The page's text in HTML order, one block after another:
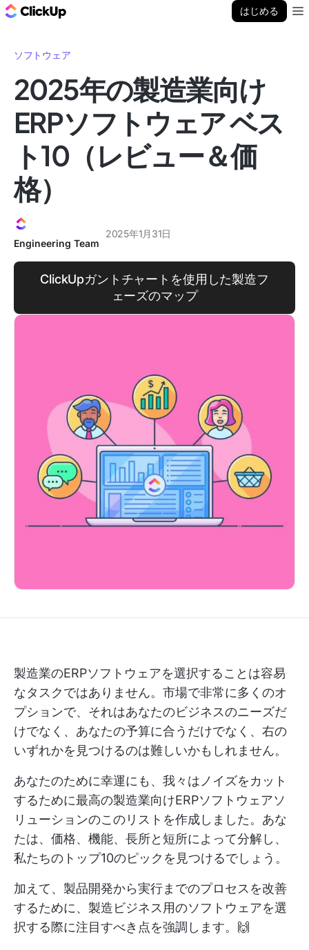
はじめる
ソフトウェア
2025年の製造業向け
ERPソフトウェア ベス
ト10（レビュー＆価
格）
Engineering Team
2025年1月31日
ClickUpガントチャートを使用した製造フ
ェーズのマップ
製造業のERPソフトウェアを選択することは容易
なタスクではありません。市場で非常に多くのオ
プションで、それはあなたのビジネスのニーズだ
けでなく、あなたの予算に合うだけでなく、右の
いずれかを見つけるのは難しいかもしれません。
あなたのために幸運にも、我々はノイズをカット
するために最高の製造業向けERPソフトウェアソ
リューションのこのリストを作成しました。あな
たは、価格、機能、長所と短所によって分解し、
私たちのトップ10のピックを見つけるでしょう。
加えて、製品開発から実行までのプロセスを改善
するために、製造ビジネス用のソフトウェアを選
択する際に注目すべき点を強調します。🙌